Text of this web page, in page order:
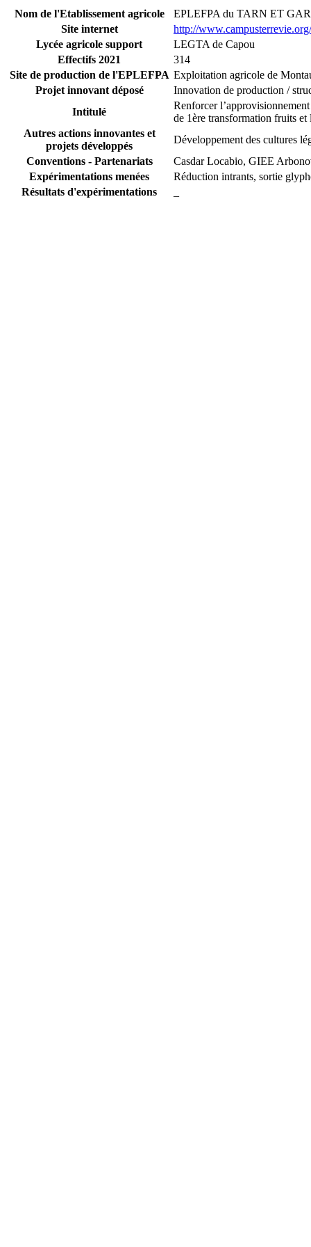
Nom de l'Etablissement agricole
EPLEFPA du TARN ET
Site internet
http://www.campusterrevie.org/
Lycée agricole support
LEGTA de Capou
Effectifs 2021
314
Site de production de l'EPLEFPA Exploitation agricole de
Projet innovant déposé
Innovation de production /
Intitulé
Renforcer
de 1ère transformation fruits et
Autres actions innovantes et
projets développés
Développement des cultures
Conventions - Partenariats
Casdar Locabio, GIEE
Expérimentations menées
Réduction intrants, sortie
Résultats d'expérimentations